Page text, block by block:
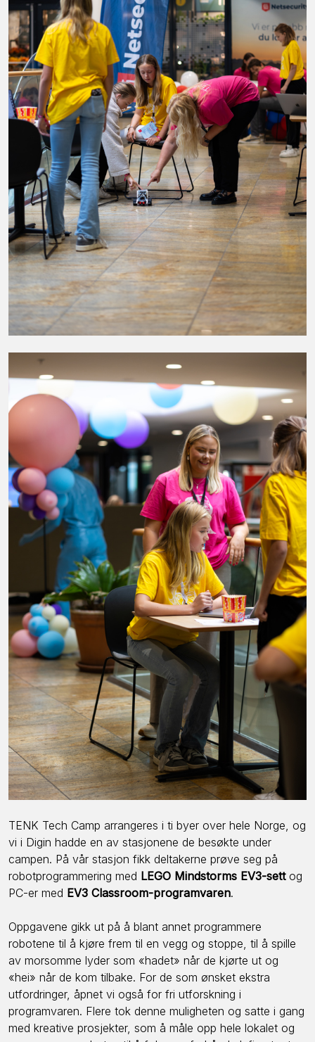
TENK Tech Camp arrangeres i ti byer over hele Norge, og
vi i Digin hadde en av stasjonene de besøkte under
campen. På vår stasjon fikk deltakerne prøve seg på
robotprogrammering med LEGO Mindstorms EV3-settog
PC-er med EV3 Classroom-programvaren.
Oppgavene gikk ut på å blant annet programmere
robotene til å kjøre frem til en vegg og stoppe, til å spille
av morsomme lyder som «hadet» når de kjørte ut og
«hei» når de kom tilbake. For de som ønsket ekstra
utfordringer, åpnet vi også for fri utforskning i
programvaren. Flere tok denne muligheten og satte i gang
med kreative prosjekter, som å måle opp hele lokalet og